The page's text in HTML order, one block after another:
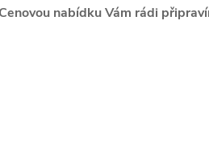
Cenovou nabídku Vám rádi